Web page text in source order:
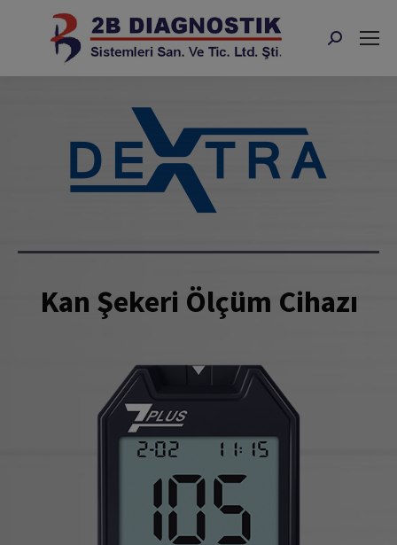
Search:
Kan Şekeri Ölçüm Cihazı